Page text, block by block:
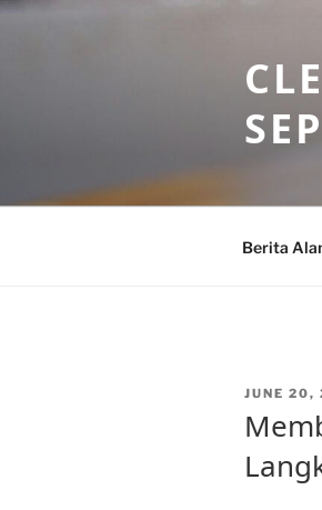
Skip
Berita
POSTED
JUNE 20,